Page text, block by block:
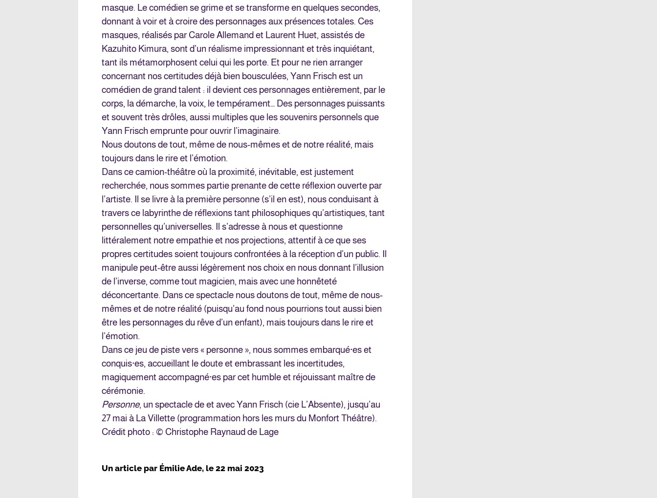
masque. Le comédien se grime et se transforme en quelques secondes,
donnant à voir et à croire des personnages aux présences totales. Ces
masques, réalisés par Carole Allemand et Laurent Huet, assistés de
Kazuhito Kimura, sont d’un réalisme impressionnant et très inquiétant,
tant ils métamorphosent celui qui les porte. Et pour ne rien arranger
concernant nos certitudes déjà bien bousculées, Yann Frisch est un
comédien de grand talent : il devient ces personnages entièrement, par le
corps, la démarche, la voix, le tempérament… Des personnages puissants
et souvent très drôles, aussi multiples que les souvenirs personnels que
Yann Frisch emprunte pour ouvrir l’imaginaire.
Nous doutons de tout, même de nous-mêmes et de notre réalité, mais
toujours dans le rire et l’émotion.
Dans ce camion-théâtre où la proximité, inévitable, est justement
recherchée, nous sommes partie prenante de cette réflexion ouverte par
l’artiste. Il se livre à la première personne (s’il en est), nous conduisant à
travers ce labyrinthe de réflexions tant philosophiques qu’artistiques, tant
personnelles qu’universelles. Il s’adresse à nous et questionne
littéralement notre empathie et nos projections, attentif à ce que ses
propres certitudes soient toujours confrontées à la réception d’un public. Il
manipule peut-être aussi légèrement nos choix en nous donnant l’illusion
de l’inverse, comme tout magicien, mais avec une honnêteté
déconcertante. Dans ce spectacle nous doutons de tout, même de nous-
mêmes et de notre réalité (puisqu’au fond nous pourrions tout aussi bien
être les personnages du rêve d’un enfant), mais toujours dans le rire et
l’émotion.
Dans ce jeu de piste vers « personne », nous sommes embarqué·es et
conquis·es, accueillant le doute et embrassant les incertitudes,
magiquement accompagné·es par cet humble et réjouissant maître de
cérémonie.
Personne, un spectacle de et avec Yann Frisch (cie L’Absente), jusqu’au
27 mai à La Villette (programmation hors les murs du Monfort Théâtre).
Crédit photo : © Christophe Raynaud de Lage
Un article par Émilie Ade, le 22 mai 2023